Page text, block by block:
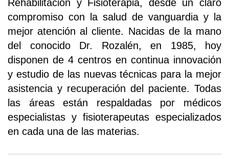
Rehabilitación y Fisioterapia, desde un claro
compromiso con la salud de vanguardia y la
mejor atención al cliente. Nacidas de la mano
del conocido Dr. Rozalén, en 1985, hoy
disponen de 4 centros en continua innovación
y estudio de las nuevas técnicas para la mejor
asistencia y recuperación del paciente. Todas
las áreas están respaldadas por médicos
especialistas y fisioterapeutas especializados
en cada una de las materias.